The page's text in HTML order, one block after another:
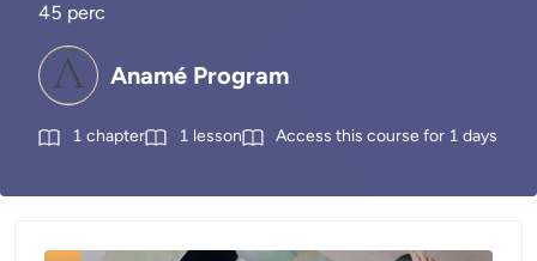
45 perc
Anamé Program
1 chapter 1 lesson Access this course for 1 days